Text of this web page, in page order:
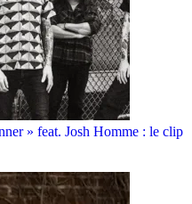
» feat. Josh Homme : le clip